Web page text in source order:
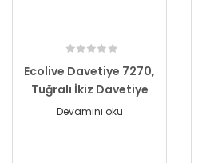
Ecolive Davetiye 7270,
Tuğralı İkiz Davetiye
Devamını oku